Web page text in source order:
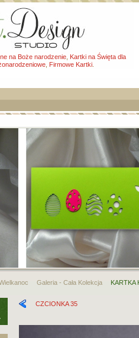
na Boże narodzenie Kartki na Święta dla
Firmowe Kartki
Galeria - Cała Kolekcja KARTKA
CZCIONKA 35